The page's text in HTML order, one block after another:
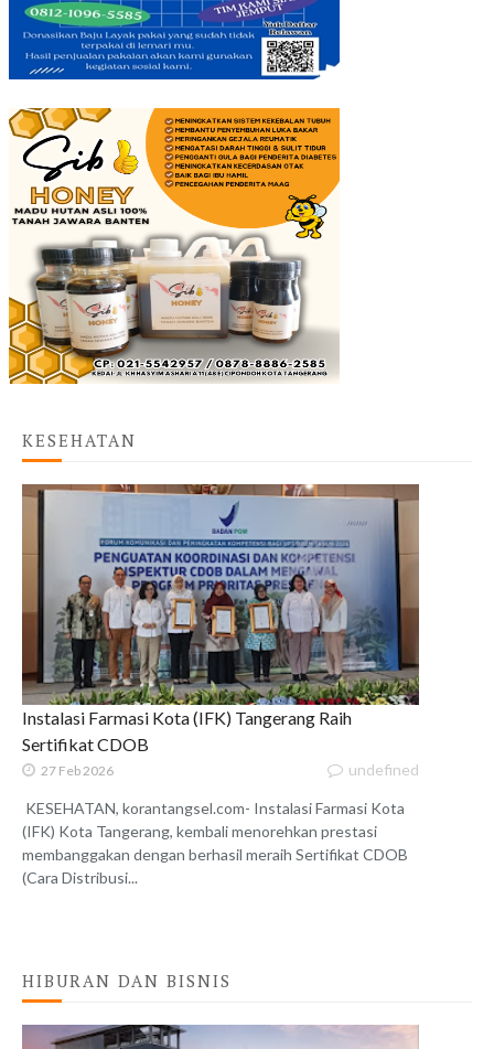
KESEHATAN
Instalasi Farmasi Kota (IFK) Tangerang Raih
Sertifikat CDOB
27 Feb 2026 undefined
KESEHATAN, korantangsel.com- Instalasi Farmasi Kota
(IFK) Kota Tangerang, kembali menorehkan prestasi
membanggakan dengan berhasil meraih Sertifikat CDOB
(Cara Distribusi...
HIBURAN DAN BISNIS